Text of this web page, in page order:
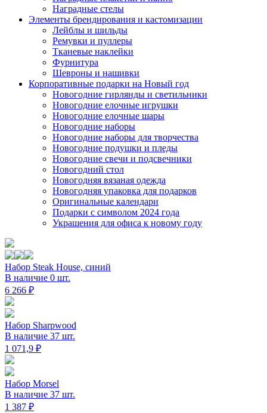
Наградные стелы
Элементы брендирования и кастомизации
Лейблы и шильды
Ремувки и пуллеры
Тканевые наклейки
Фурнитура
Шевроны и нашивки
Корпоративные подарки на Новый год
Новогодние гирлянды и светильники
Новогодние елочные игрушки
Новогодние елочные шары
Новогодние наборы
Новогодние наборы для творчества
Новогодние подушки и пледы
Новогодние свечи и подсвечники
Новогодний стол
Новогодняя вязаная одежда
Новогодняя упаковка для подарков
Оригинальные календари
Подарки с символом 2024 года
Украшения для офиса к новому году
Набор Steak House, синий
В наличие 0 шт.
6 266 ₽
Набор Sharpwood
В наличие 37 шт.
1 071,9 ₽
Набор Morsel
В наличие 37 шт.
1 387 ₽